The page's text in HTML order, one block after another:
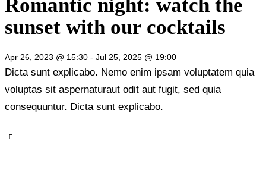
Romantic night: watch the
sunset with our cocktails
Apr 26, 2023 @ 15:30 - Jul 25, 2025 @ 19:00
Dicta sunt explicabo. Nemo enim ipsam voluptatem quia
voluptas sit aspernaturaut odit aut fugit, sed quia
consequuntur. Dicta sunt explicabo.